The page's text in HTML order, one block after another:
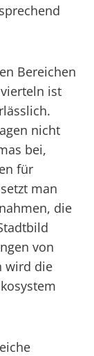
Bereichen
ist
nicht
bei,
für
man
die
von
wird die